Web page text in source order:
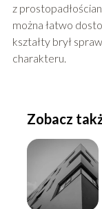
z
można łatwo
kształty brył
charakteru.
Zobacz